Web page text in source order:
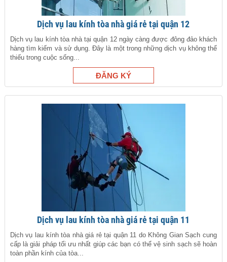
Dịch vụ lau kính tòa nhà giá rẻ tại quận 12
Dịch vụ lau kính tòa nhà tại quận 12 ngày càng được đông đảo khách
hàng tìm kiếm và sử dụng. Đây là một trong những dịch vụ không thể
thiếu trong cuộc sống...
Dịch vụ lau kính tòa nhà giá rẻ tại quận 11
Dịch vụ lau kính tòa nhà giá rẻ tại quận 11 do Không Gian Sạch cung
cấp là giải pháp tối ưu nhất giúp các bạn có thể vệ sinh sạch sẽ hoàn
toàn phần kính của tòa...